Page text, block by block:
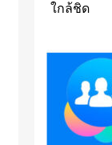
ใกล้ชิด